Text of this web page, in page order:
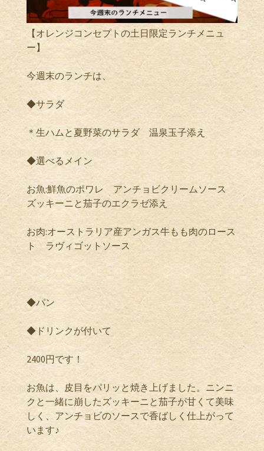
【オレンジコンセプトの土日限定ランチメニュ
ー】
今週末のランチは、
◆サラダ
＊生ハムと夏野菜のサラダ 温泉玉子添え
◆選べるメイン
お魚:鮮魚のポワレ アンチョビクリームソース
ズッキーニと茄子のエクラゼ添え
お肉:オーストラリア産アンガス牛もも肉のロース
ト ラヴィゴットソース
◆パン
◆ドリンクが付いて
2400円です！
お魚は、皮目をパリッと焼き上げました。ニンニ
クと一緒に崩したズッキーニと茄子が甘くて美味
しく、アンチョビのソースで香ばしく仕上がって
います♪